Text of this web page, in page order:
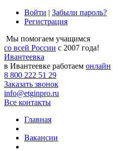
Войти | Забыли пароль?
Регистрация
Мы помогаем учащимся
со всей России с 2007 года!
Ивантеевка
в Ивантеевке работаем онлайн
8 800 222 51 29
Заказать звонок
info@etginpro.ru
Все контакты
Главная
Вакансии